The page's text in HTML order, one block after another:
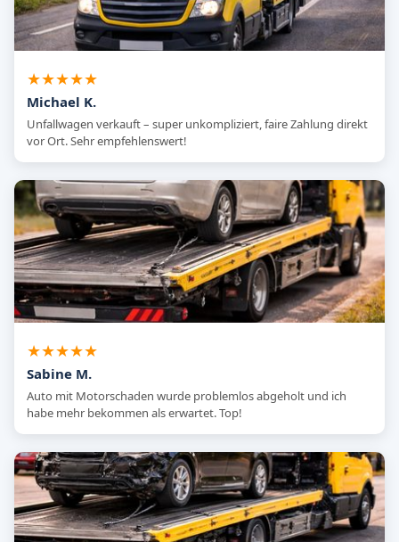
★★★★★
Michael K.
Unfallwagen verkauft – super unkompliziert, faire Zahlung direkt
vor Ort. Sehr empfehlenswert!
★★★★★
Sabine M.
Auto mit Motorschaden wurde problemlos abgeholt und ich
habe mehr bekommen als erwartet. Top!